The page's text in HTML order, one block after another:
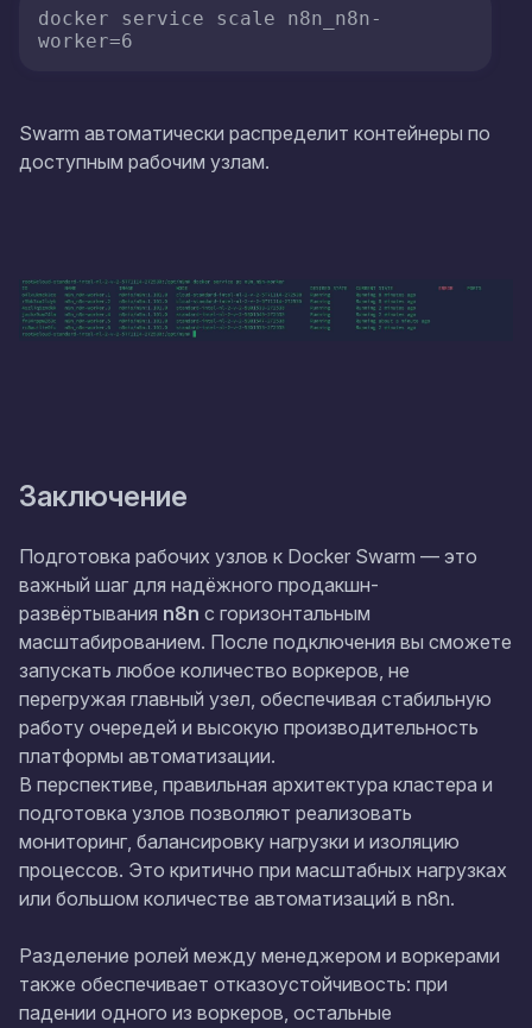
docker service scale n8n_n8n-
worker=6
Swarm автоматически распределит контейнеры по
доступным рабочим узлам.
Заключение
Подготовка рабочих узлов к Docker Swarm — это
важный шаг для надёжного продакшн-
развёртывания n8n с горизонтальным
масштабированием. После подключения вы сможете
запускать любое количество воркеров, не
перегружая главный узел, обеспечивая стабильную
работу очередей и высокую производительность
платформы автоматизации.
В перспективе, правильная архитектура кластера и
подготовка узлов позволяют реализовать
мониторинг, балансировку нагрузки и изоляцию
процессов. Это критично при масштабных нагрузках
или большом количестве автоматизаций в n8n.
Разделение ролей между менеджером и воркерами
также обеспечивает отказоустойчивость: при
падении одного из воркеров, остальные